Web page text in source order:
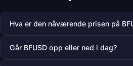
Hva er den nåværende prisen på
Går BFUSD opp eller ned i dag?